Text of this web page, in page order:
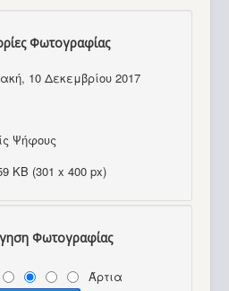
Φωτογραφίας
10 Δεκεμβρίου 2017
Ψήφους
KB (301 x 400 px)
Φωτογραφίας
Άρτια